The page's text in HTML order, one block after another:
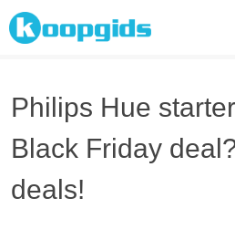
Spring
naar
Philips Hue
Black Friday
deals!